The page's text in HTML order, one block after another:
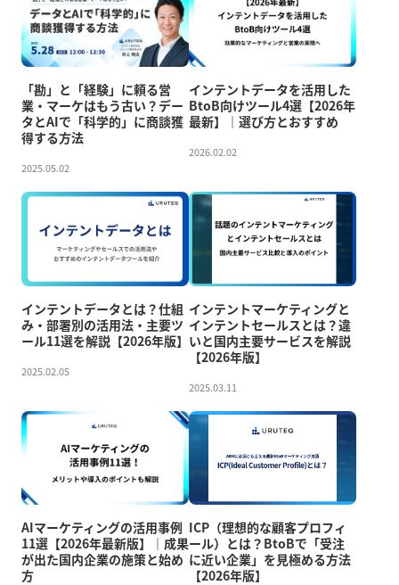
「勘」と「経験」に頼る営
業・マーケはもう古い？デー
タとAIで「科学的」に商談獲
得する方法
2025.05.02
インテントデータを活用した
BtoB向けツール4選【2026年
最新】｜選び方とおすすめ
2026.02.02
インテントデータとは？仕組
み・部署別の活用法・主要ツ
ール11選を解説【2026年版】
2025.02.05
インテントマーケティングと
インテントセールスとは？違
いと国内主要サービスを解説
【2026年版】
2025.03.11
AIマーケティングの活用事例
11選【2026年最新版】｜成果
が出た国内企業の施策と始め
方
ICP（理想的な顧客プロフィ
ール）とは？BtoBで「受注
に近い企業」を見極める方法
【2026年版】